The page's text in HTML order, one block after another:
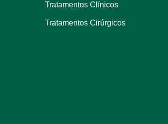
Tratamentos Clínicos
Tratamentos Cirúrgicos